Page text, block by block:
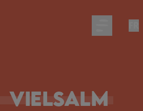
Open main
Vielsalm